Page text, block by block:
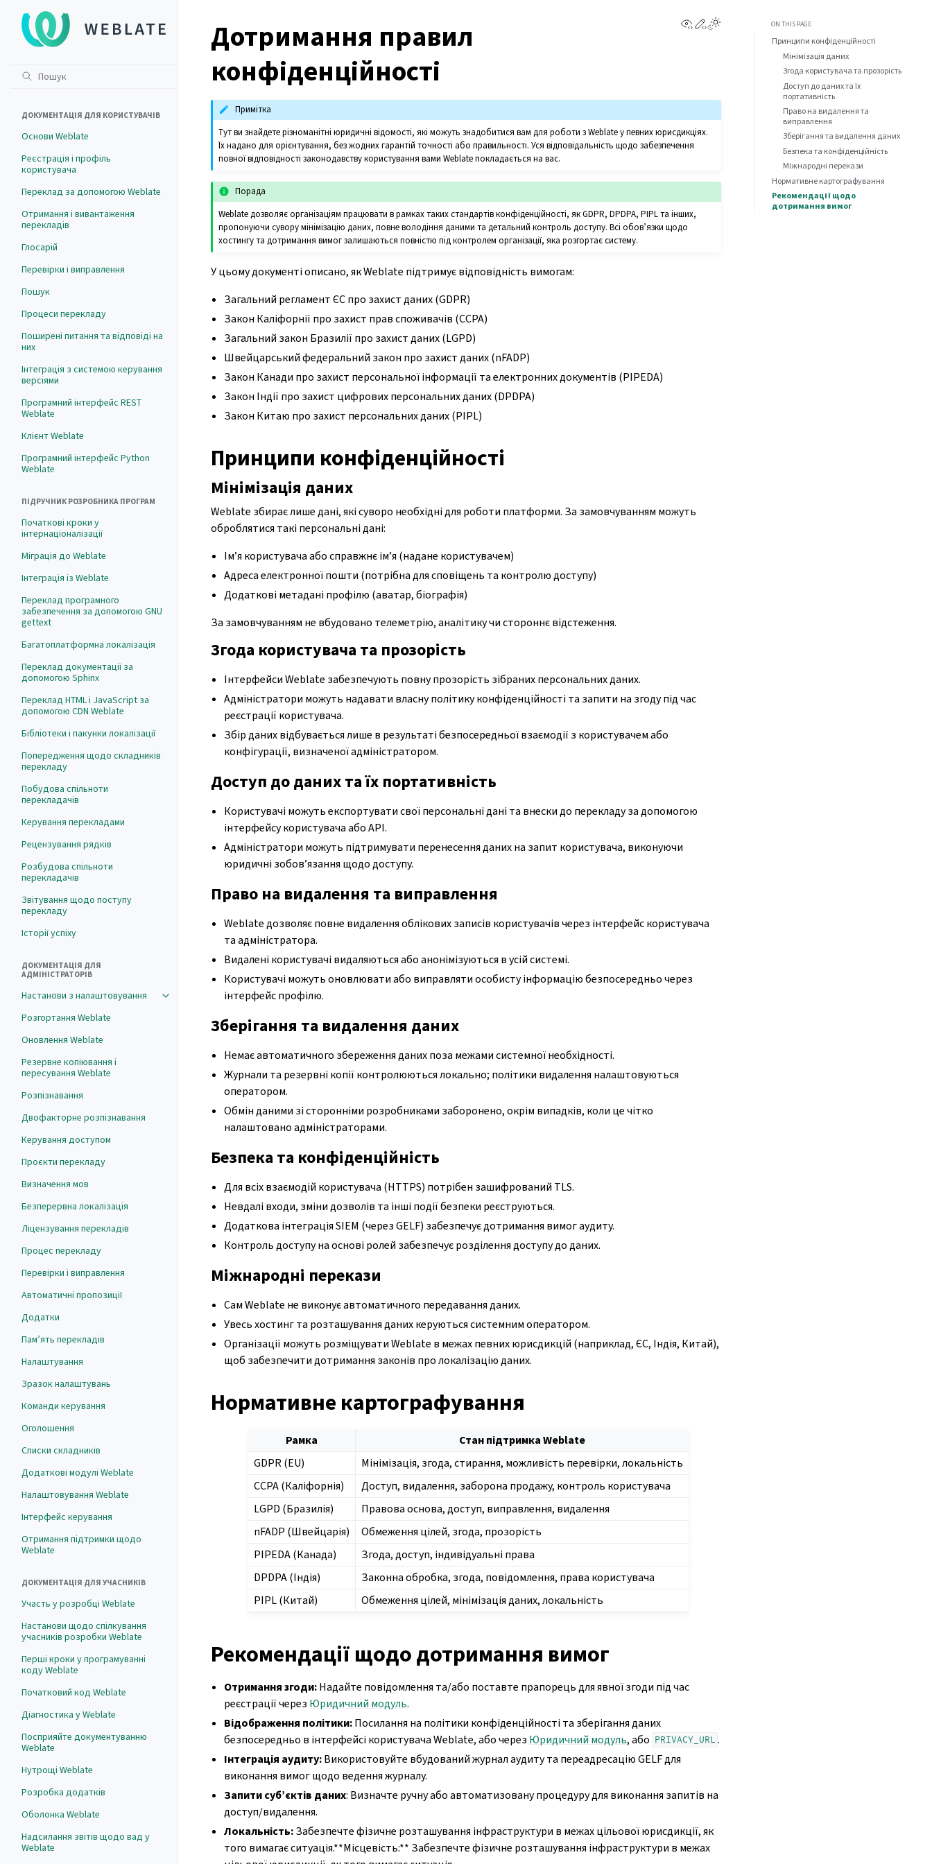
ДОКУМЕНТАЦІЯ ДЛЯ КОРИСТУВАЧІВ
Основи Weblate
Реєстрація і профіль
користувача
Переклад за допомогою Weblate
Отримання і вивантаження
перекладів
Глосарій
Перевірки і виправлення
Пошук
Процеси перекладу
Поширені питання та відповіді на
них
Інтеграція з системою керування
версіями
Програмний інтерфейс REST
Weblate
Клієнт Weblate
Програмний інтерфейс Python
Weblate
ПІДРУЧНИК РОЗРОБНИКА ПРОГРАМ
Початкові кроки у
інтернаціоналізації
Міграція до Weblate
Інтеграція із Weblate
Переклад програмного
забезпечення за допомогою GNU
gettext
Багатоплатформна локалізація
Переклад документації за
допомогою Sphinx
Переклад HTML і JavaScript за
допомогою CDN Weblate
Бібліотеки і пакунки локалізації
Попередження щодо складників
перекладу
Побудова спільноти
перекладачів
Керування перекладами
Рецензування рядків
Розбудова спільноти
перекладачів
Звітування щодо поступу
перекладу
Історії успіху
ДОКУМЕНТАЦІЯ ДЛЯ
АДМІНІСТРАТОРІВ
Настанови з налаштовування
Розгортання Weblate
Оновлення Weblate
Резервне копіювання і
пересування Weblate
Розпізнавання
Двофакторне розпізнавання
Керування доступом
Проєкти перекладу
Визначення мов
Безперервна локалізація
Ліцензування перекладів
Процес перекладу
Перевірки і виправлення
Автоматичні пропозиції
Додатки
Пам’ять перекладів
Налаштування
Зразок налаштувань
Команди керування
Оголошення
Списки складників
Додаткові модулі Weblate
Налаштовування Weblate
Інтерфейс керування
Отримання підтримки щодо
Weblate
ДОКУМЕНТАЦІЯ ДЛЯ УЧАСНИКІВ
Участь у розробці Weblate
Настанови щодо спілкування
учасників розробки Weblate
Перші кроки у програмуванні
коду Weblate
Початковий код Weblate
Діагностика у Weblate
Посприяйте документуванню
Weblate
Нутрощі Weblate
Розробка додатків
Оболонка Weblate
Надсилання звітів щодо вад у
Weblate
View this page
Edit this page
Дотримання правил
конфіденційності
Примітка
Тут ви знайдете різноманітні юридичні відомості, які можуть знадобитися вам для роботи з Weblate у певних юрисдикціях.
Їх надано для орієнтування, без жодних гарантій точності або правильності. Уся відповідальність щодо забезпечення
повної відповідності законодавству користування вами Weblate покладається на вас.
Порада
Weblate дозволяє організаціям працювати в рамках таких стандартів конфіденційності, як GDPR, DPDPA, PIPL та інших,
пропонуючи сувору мінімізацію даних, повне володіння даними та детальний контроль доступу. Всі обов’язки щодо
хостингу та дотримання вимог залишаються повністю під контролем організації, яка розгортає систему.
У цьому документі описано, як Weblate підтримує відповідність вимогам:
Загальний регламент ЄС про захист даних (GDPR)
Закон Каліфорнії про захист прав споживачів (CCPA)
Загальний закон Бразилії про захист даних (LGPD)
Швейцарський федеральний закон про захист даних (nFADP)
Закон Канади про захист персональної інформації та електронних документів (PIPEDA)
Закон Індії про захист цифрових персональних даних (DPDPA)
Закон Китаю про захист персональних даних (PIPL)
Принципи конфіденційності
Мінімізація даних
Weblate збирає лише дані, які суворо необхідні для роботи платформи. За замовчуванням можуть
оброблятися такі персональні дані:
Ім’я користувача або справжнє ім’я (надане користувачем)
Адреса електронної пошти (потрібна для сповіщень та контролю доступу)
Додаткові метадані профілю (аватар, біографія)
За замовчуванням не вбудовано телеметрію, аналітику чи стороннє відстеження.
Згода користувача та прозорість
Інтерфейси Weblate забезпечують повну прозорість зібраних персональних даних.
Адміністратори можуть надавати власну політику конфіденційності та запити на згоду під час
реєстрації користувача.
Збір даних відбувається лише в результаті безпосередньої взаємодії з користувачем або
конфігурації, визначеної адміністратором.
Доступ до даних та їх портативність
Користувачі можуть експортувати свої персональні дані та внески до перекладу за допомогою
інтерфейсу користувача або API.
Адміністратори можуть підтримувати перенесення даних на запит користувача, виконуючи
юридичні зобов’язання щодо доступу.
Право на видалення та виправлення
Weblate дозволяє повне видалення облікових записів користувачів через інтерфейс користувача
та адміністратора.
Видалені користувачі видаляються або анонімізуються в усій системі.
Користувачі можуть оновлювати або виправляти особисту інформацію безпосередньо через
інтерфейс профілю.
Зберігання та видалення даних
Немає автоматичного збереження даних поза межами системної необхідності.
Журнали та резервні копії контролюються локально; політики видалення налаштовуються
оператором.
Обмін даними зі сторонніми розробниками заборонено, окрім випадків, коли це чітко
налаштовано адміністраторами.
Безпека та конфіденційність
Для всіх взаємодій користувача (HTTPS) потрібен зашифрований TLS.
Невдалі входи, зміни дозволів та інші події безпеки реєструються.
Додаткова інтеграція SIEM (через GELF) забезпечує дотримання вимог аудиту.
Контроль доступу на основі ролей забезпечує розділення доступу до даних.
Міжнародні перекази
Сам Weblate не виконує автоматичного передавання даних.
Увесь хостинг та розташування даних керуються системним оператором.
Організації можуть розміщувати Weblate в межах певних юрисдикцій (наприклад, ЄС, Індія, Китай),
щоб забезпечити дотримання законів про локалізацію даних.
Нормативне картографування
Рамка
Стан підтримка Weblate
GDPR (EU)
Мінімізація, згода, стирання, можливість перевірки, локальність
CCPA (Каліфорнія)
Доступ, видалення, заборона продажу, контроль користувача
LGPD (Бразилія)
Правова основа, доступ, виправлення, видалення
nFADP (Швейцарія)
Обмеження цілей, згода, прозорість
PIPEDA (Канада)
Згода, доступ, індивідуальні права
DPDPA (Індія)
Законна обробка, згода, повідомлення, права користувача
PIPL (Китай)
Обмеження цілей, мінімізація даних, локальність
Рекомендації щодо дотримання вимог
Отримання згоди:Надайте повідомлення та/або поставте прапорець для явної згоди під час
реєстрації через Юридичний модуль.
Відображення політики:Посилання на політики конфіденційності та зберігання даних
безпосередньо в інтерфейсі користувача Weblate, або через Юридичний модуль, або PRIVACY_URL .
Інтеграція аудиту:Використовуйте вбудований журнал аудиту та переадресацію GELF для
виконання вимог щодо ведення журналу.
Запити суб’єктів даних: Визначте ручну або автоматизовану процедуру для виконання запитів на
доступ/видалення.
Локальність:Забезпечте фізичне розташування інфраструктури в межах цільової юрисдикції, як
того вимагає ситуація.**Місцевість:** Забезпечте фізичне розташування інфраструктури в межах
ON THIS PAGE
Принципи конфіденційності
Мінімізація даних
Згода користувача та прозорість
Доступ до даних та їх
портативність
Право на видалення та
виправлення
Зберігання та видалення даних
Безпека та конфіденційність
Міжнародні перекази
Нормативне картографування
Рекомендації щодо
дотримання вимог